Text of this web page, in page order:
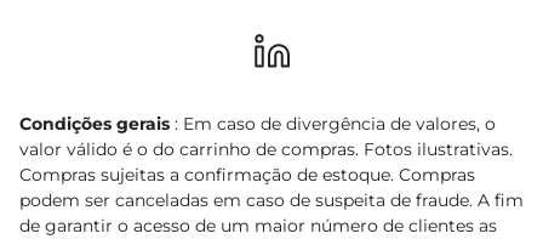
Condições gerais : Em caso de divergência de valores, o
valor válido é o do carrinho de compras. Fotos ilustrativas.
Compras sujeitas a confirmação de estoque. Compras
podem ser canceladas em caso de suspeita de fraude. A fim
de garantir o acesso de um maior número de clientes as